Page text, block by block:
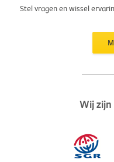
Stel vragen en wissel
Wij